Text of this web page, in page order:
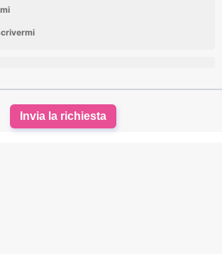
Invia la richiesta